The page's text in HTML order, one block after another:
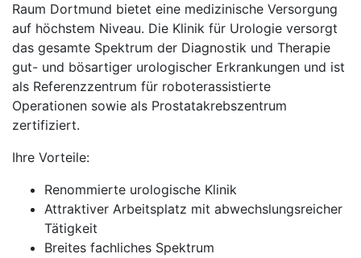
Raum Dortmund bietet eine medizinische Versorgung
auf höchstem Niveau. Die Klinik für Urologie versorgt
das gesamte Spektrum der Diagnostik und Therapie
gut- und bösartiger urologischer Erkrankungen und ist
als Referenzzentrum für roboterassistierte
Operationen sowie als Prostatakrebszentrum
zertifiziert.
Ihre Vorteile:
Renommierte urologische Klinik
Attraktiver Arbeitsplatz mit abwechslungsreicher
Tätigkeit
Breites fachliches Spektrum